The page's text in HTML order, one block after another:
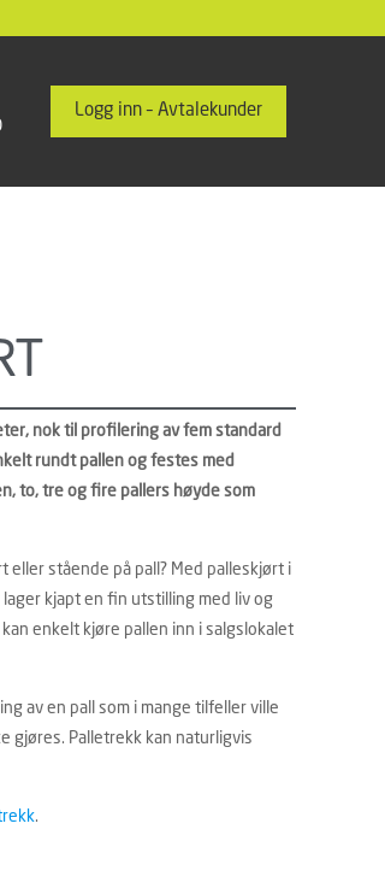
Logg inn – Avtalekunder
nok til profilering av fem standard
rundt pallen og festes med
to, tre og fire pallers høyde som
stående på pall? Med palleskjørt i
kjapt en fin utstilling med liv og
enkelt kjøre pallen inn i salgslokalet
av en pall som i mange tilfeller ville
gjøres. Palletrekk kan naturligvis
.